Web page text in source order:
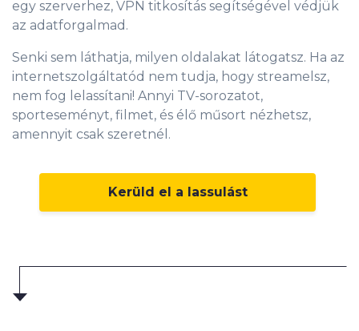
egy szerverhez, VPN titkosítás segítségével védjük
az adatforgalmad.
Senki sem láthatja, milyen oldalakat látogatsz. Ha az
internetszolgáltatód nem tudja, hogy streamelsz,
nem fog lelassítani! Annyi TV-sorozatot,
sporteseményt, filmet, és élő műsort nézhetsz,
amennyit csak szeretnél.
Kerüld el a lassulást